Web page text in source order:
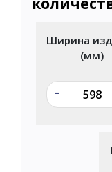
Ширина
(мм)
-